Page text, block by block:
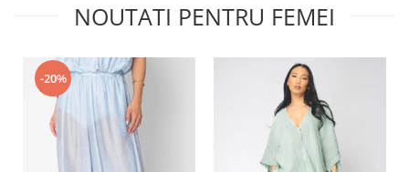
NOUTATI PENTRU FEMEI
-20%